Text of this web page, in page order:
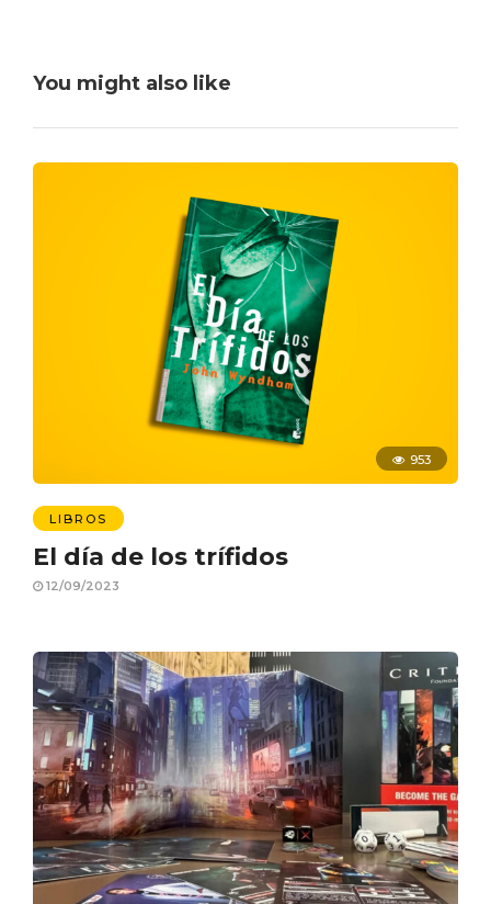
You might also like
953
LIBROS
El día de los trífidos
12/09/2023